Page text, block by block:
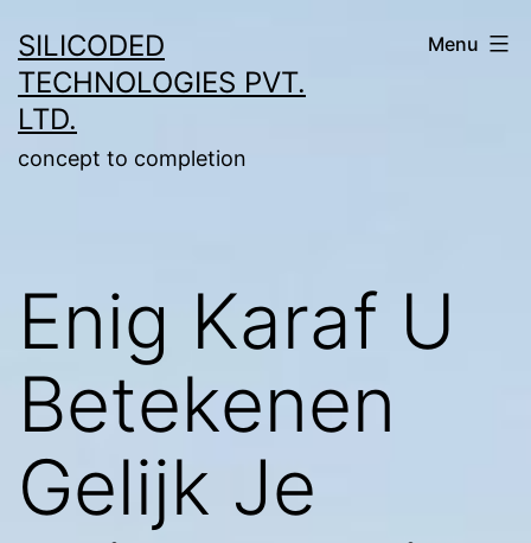
to
content
SILICODED
TECHNOLOGIES PVT.
LTD.
concept to completion
Menu
Enig Karaf U
Betekenen
Gelijk Je